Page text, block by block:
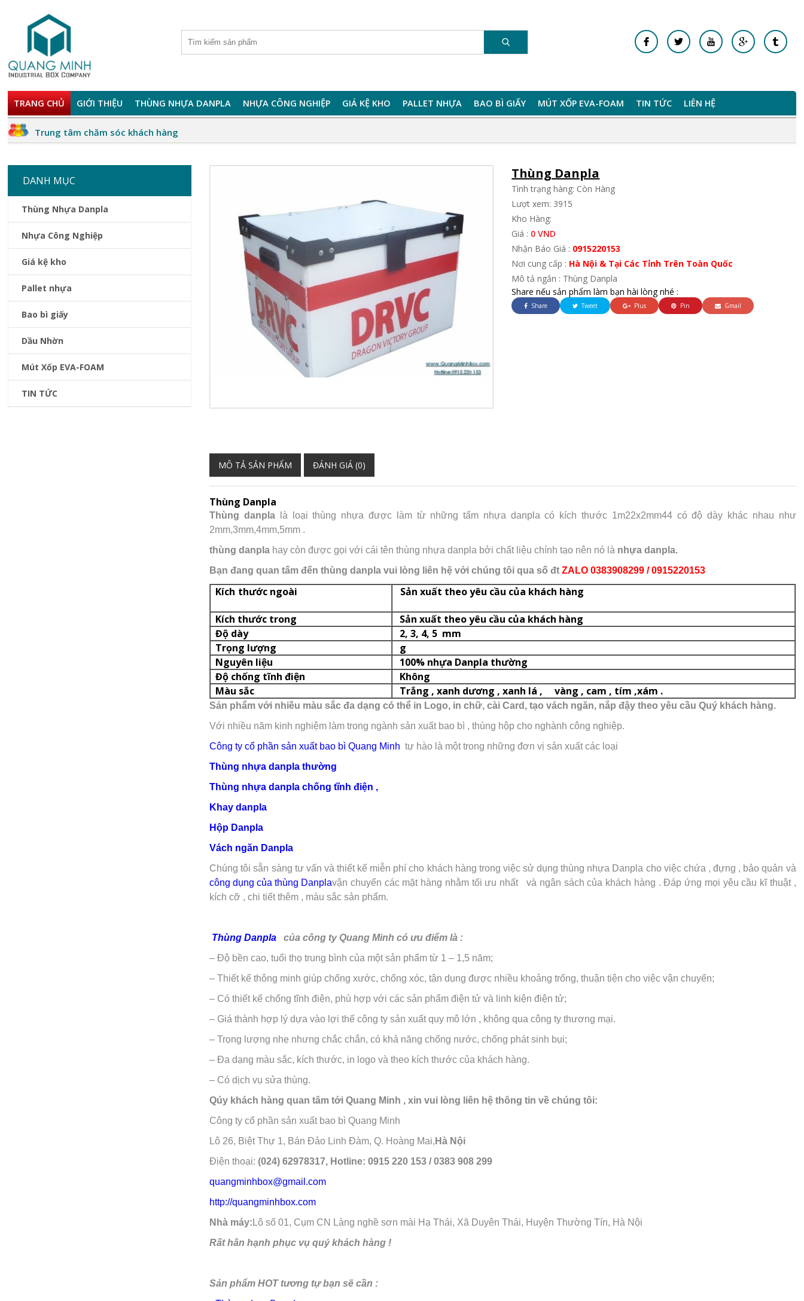
TRANG CHỦ GIỚI THIỆU THÙNG NHỰA DANPLA NHỰA CÔNG NGHIỆP GIÁ KỆ KHO PALLET NHỰA BAO BÌ GIẤY MÚT XỐP EVA-FOAM TIN TỨC LIÊN HỆ
Trung tâm chăm sóc khách hàng
DANH MỤC
Thùng Nhựa Danpla
Nhựa Công Nghiệp
Giá kệ kho
Pallet nhựa
Bao bì giấy
Dầu Nhờn
Mút Xốp EVA-FOAM
TIN TỨC
Thùng Danpla
Tình trạng hàng: Còn Hàng
Lượt xem: 3915
Kho Hàng:
Giá : 0 VND
Nhận Báo Giá : 0915220153
Nơi cung cấp : Hà Nội & Tại Các Tỉnh Trên Toàn Quốc
Mô tả ngắn : Thùng Danpla
Share nếu sản phẩm làm bạn hài lòng nhé :
Share Tweet Plus Pin Gmail
MÔ TẢ SẢN PHẨM ĐÁNH GIÁ (0)
Thùng Danpla
Thùng danpla là loại thùng nhựa được làm từ những tấm nhựa danpla có kích thước 1m22x2mm44 có độ dày khác nhau như
2mm,3mm,4mm,5mm .
thùng danpla hay còn được gọi với cái tên thùng nhựa danpla bởi chất liệu chính tạo nên nó là nhựa danpla.
Bạn đang quan tấm đến thùng danpla vui lòng liên hệ với chúng tôi qua số đtZALO 0383908299 / 0915220153
Kích thước ngoài Sản xuất theo yêu cầu của khách hàng
Kích thước trong
Sản xuất theo yêu cầu của khách hàng
Độ dày
2, 3, 4, 5 mm
Trọng lượng
g
Nguyên liệu
100% nhựa Danpla thường
Độ chống tĩnh điện
Không
Màu sắc
Trắng , xanh dương , xanh lá , vàng , cam , tím ,xám .
Sản phẩm với nhiều màu sắc đa dạng có thể in Logo, in chữ, cài Card, tạo vách ngăn, nắp đậy theo yêu cầu Quý khách hàng.
Với nhiều năm kinh nghiệm làm trong ngành sản xuất bao bì , thùng hộp cho nghành công nghiệp.
Công ty cổ phần sản xuất bao bì Quang Minh tự hào là một trong những đơn vị sản xuất các loại
Thùng nhựa danpla thường
Thùng nhựa danpla chống tĩnh điện ,
Khay danpla
Hộp Danpla
Vách ngăn Danpla
Chúng tôi sẵn sàng tư vấn và thiết kế miễn phí cho khách hàng trong việc sử dụng thùng nhựa Danpla cho việc chứa , đựng , bảo quản và
vận chuyển các mặt hàng nhằm tối ưu nhất
công dụng của thùng Danpla
và ngân sách của khách hàng . Đáp ứng mọi yêu cầu kĩ thuật ,
kích cỡ , chi tiết thêm , màu sắc sản phẩm.
Thùng Danpla
của công ty Quang Minh có ưu điểm là :
– Độ bền cao, tuổi thọ trung bình của một sản phẩm từ 1 – 1,5 năm;
– Thiết kế thông minh giúp chống xước, chống xóc, tận dụng được nhiều khoảng trống, thuận tiện cho việc vận chuyển;
– Có thiết kế chống tĩnh điện, phù hợp với các sản phẩm điện tử và linh kiện điện tử;
– Giá thành hợp lý dựa vào lợi thế công ty sản xuất quy mô lớn , không qua công ty thương mại.
– Trọng lượng nhẹ nhưng chắc chắn, có khả năng chống nước, chống phát sinh bụi;
– Đa dạng màu sắc, kích thước, in logo và theo kích thước của khách hàng.
– Có dịch vụ sửa thùng.
Qúy khách hàng quan tâm tới Quang Minh , xin vui lòng liên hệ thông tin về chúng tôi:
Công ty cổ phần sản xuất bao bì Quang Minh
Lô 26, Biệt Thự 1, Bán Đảo Linh Đàm, Q. Hoàng Mai, Hà Nội
Điện thoại: (024) 62978317, Hotline: 0915 220 153 / 0383 908 299
quangminhbox@gmail.com
http://quangminhbox.com
Nhà máy: Lô số 01, Cụm CN Làng nghề sơn mài Hạ Thái, Xã Duyên Thái, Huyện Thường Tín, Hà Nội
Rất hân hạnh phục vụ quý khách hàng !
Sản phẩm HOT tương tự bạn sẽ cần :